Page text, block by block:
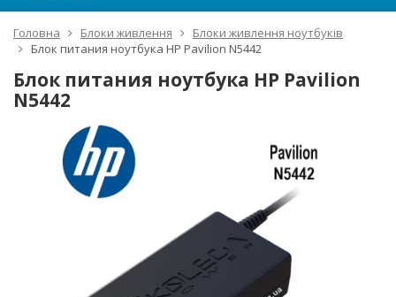
Головна Блоки живлення
Блоки живлення ноутбуків
Блок питания ноутбука HP Pavilion N5442
Блок питания ноутбука HP Pavilion
N5442